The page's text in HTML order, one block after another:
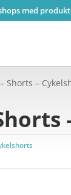
med
Shorts –